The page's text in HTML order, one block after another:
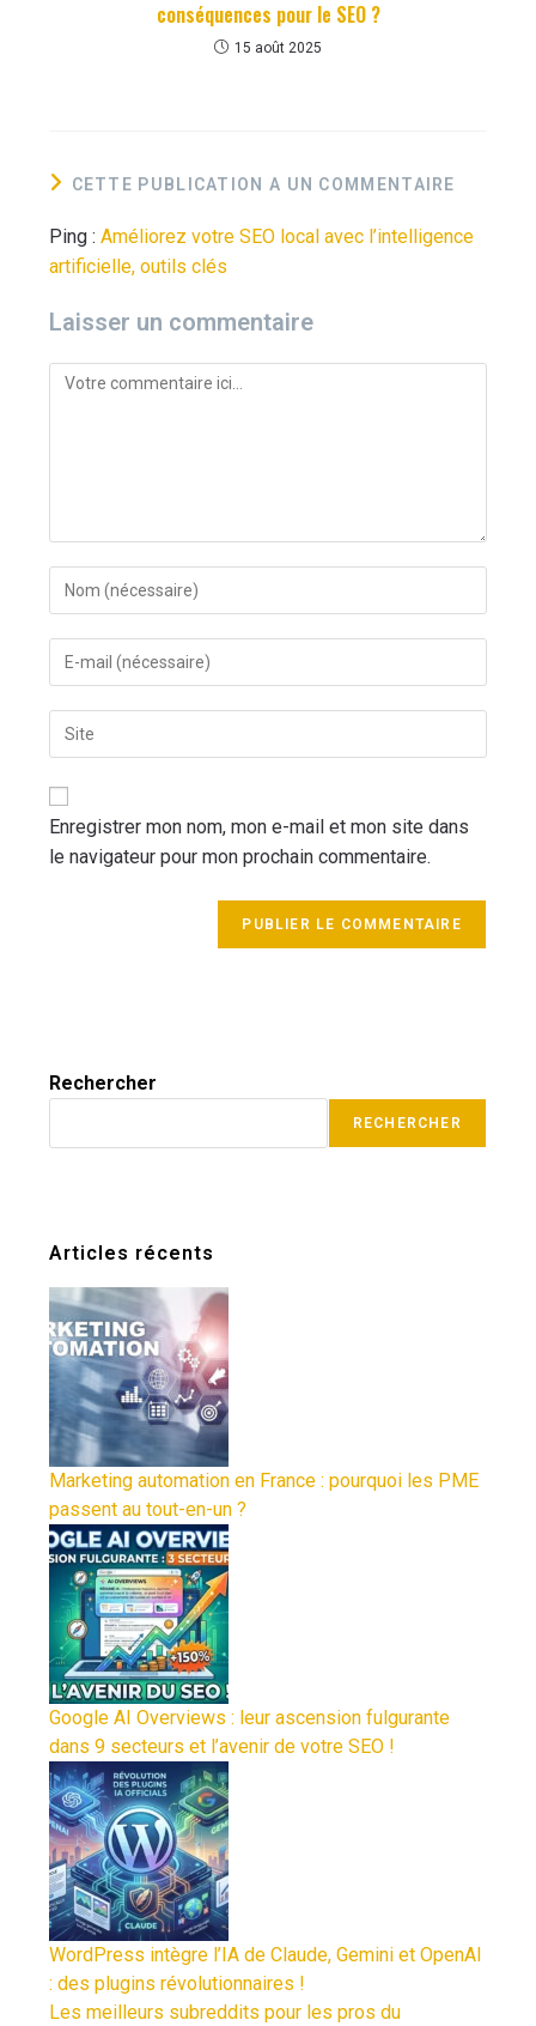
conséquences pour le SEO ?
15 août 2025
CETTE PUBLICATION A UN COMMENTAIRE
Ping :Améliorez votre SEO local avec l’intelligence
artificielle, outils clés
Laisser un commentaire
Enregistrer mon nom, mon e-mail et mon site dans
le navigateur pour mon prochain commentaire.
Rechercher
RECHERCHER
Articles récents
Marketing automation en France : pourquoi les PME
passent au tout-en-un ?
Google AI Overviews : leur ascension fulgurante
dans 9 secteurs et l’avenir de votre SEO !
WordPress intègre l’IA de Claude, Gemini et OpenAI
: des plugins révolutionnaires !
Les meilleurs subreddits pour les pros du